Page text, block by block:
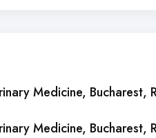
Medicine, Bucharest,
Medicine, Bucharest,